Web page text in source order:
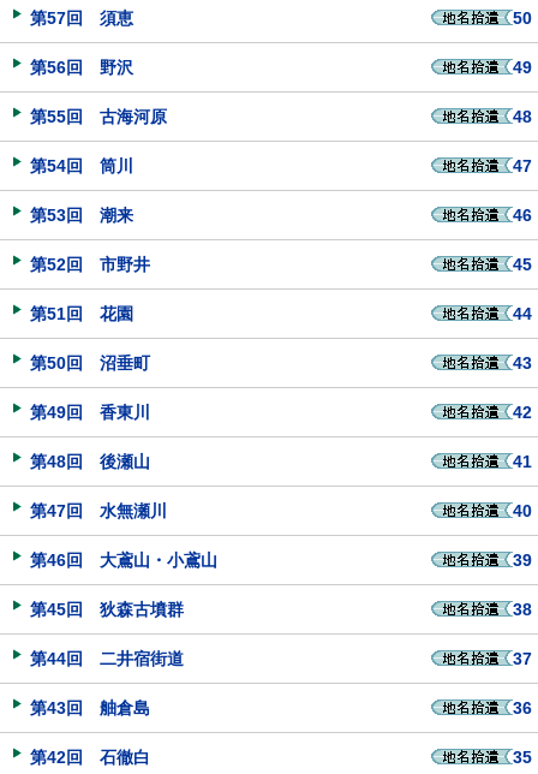
第57回 須恵 50
第56回 野沢 49
第55回 古海河原 48
第54回 筒川 47
第53回 潮来 46
第52回 市野井 45
第51回 花園 44
第50回 沼垂町 43
第49回 香東川 42
第48回 後瀬山 41
第47回 水無瀬川 40
第46回 大鳶山・小鳶山 39
第45回 狄森古墳群 38
第44回 二井宿街道 37
第43回 舳倉島 36
第42回 石徹白 35